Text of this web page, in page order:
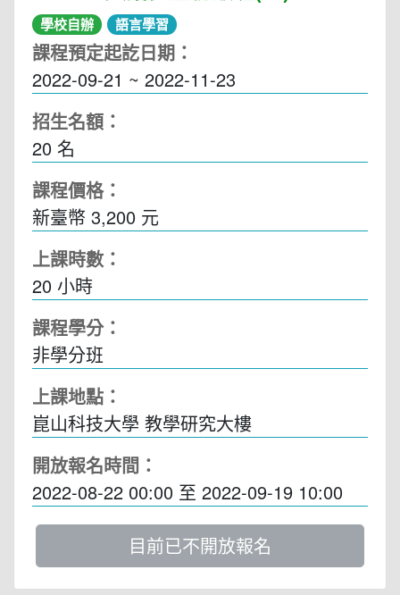
學校自辦 語言學習
課程預定起訖日期：
2022-09-21 ~ 2022-11-23
招生名額：
20 名
課程價格：
新臺幣 3,200 元
上課時數：
20 小時
課程學分：
非學分班
上課地點：
崑山科技大學 教學研究大樓
開放報名時間：
2022-08-22 00:00 至 2022-09-19 10:00
目前已不開放報名